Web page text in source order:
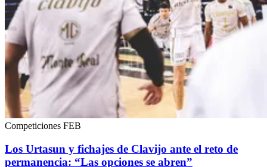
Competiciones FEB
Los Urtasun y fichajes de Clavijo ante el reto de
permanencia: “Las opciones se abren”